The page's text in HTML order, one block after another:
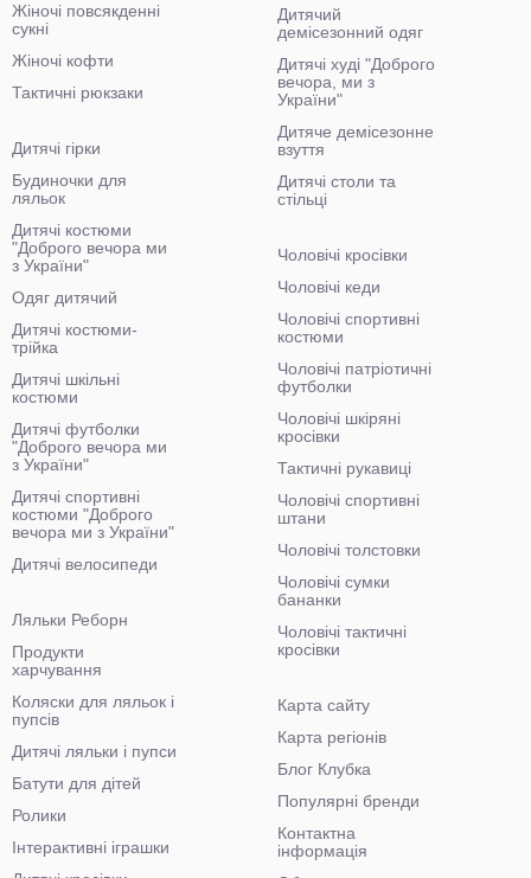
Жіночі повсякденні
сукні
Жіночі кофти
Тактичні рюкзаки
Дитячий
демісезонний одяг
Дитячі худі "Доброго
вечора, ми з
України"
Дитяче демісезонне
взуття
Дитячі столи та
стільці
Дитячі гірки
Будиночки для
ляльок
Дитячі костюми
"Доброго вечора ми
з України"
Одяг дитячий
Дитячі костюми-
трійка
Дитячі шкільні
костюми
Дитячі футболки
"Доброго вечора ми
з України"
Дитячі спортивні
костюми "Доброго
вечора ми з України"
Дитячі велосипеди
Чоловічі кросівки
Чоловічі кеди
Чоловічі спортивні
костюми
Чоловічі патріотичні
футболки
Чоловічі шкіряні
кросівки
Тактичні рукавиці
Чоловічі спортивні
штани
Чоловічі толстовки
Чоловічі сумки
бананки
Чоловічі тактичні
кросівки
Ляльки Реборн
Продукти
харчування
Коляски для ляльок і
пупсів
Дитячі ляльки і пупси
Батути для дітей
Ролики
Інтерактивні іграшки
Карта сайту
Карта регіонів
Блог Клубка
Популярні бренди
Контактна
інформація